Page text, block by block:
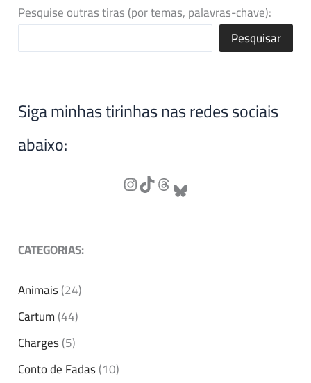
Pesquise outras tiras (por temas, palavras-chave):
Pesquisar
Siga minhas tirinhas nas redes sociais
abaixo:
CATEGORIAS:
Animais(24)
Cartum(44)
Charges(5)
Conto de Fadas(10)